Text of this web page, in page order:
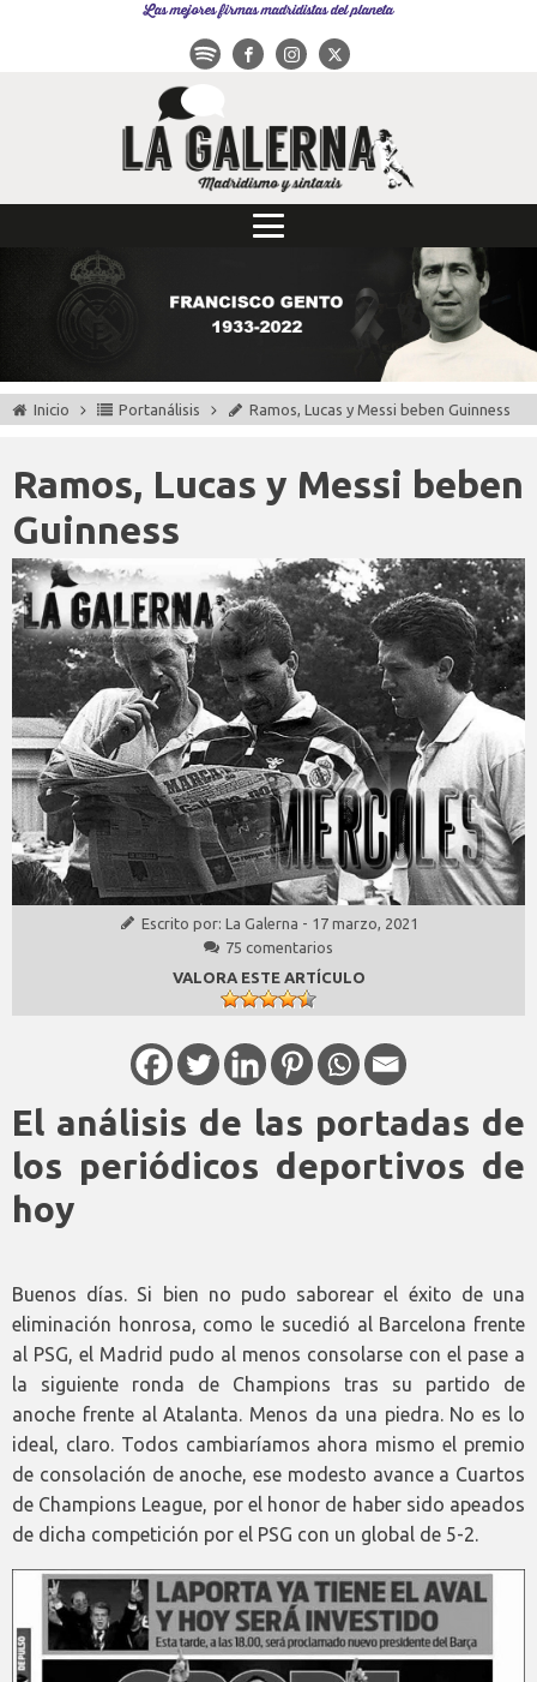
Las mejores firmas madridistas del planeta
Inicio Portanálisis Ramos, Lucas y Messi beben Guinness
Ramos, Lucas y Messi beben
Guinness
Escrito por: La Galerna - 17 marzo, 2021
75 comentarios
VALORA ESTE ARTÍCULO
El análisis de las portadas de
los periódicos deportivos de
hoy
Buenos días. Si bien no pudo saborear el éxito de una
eliminación honrosa, como le sucedió al Barcelona frente
al PSG, el Madrid pudo al menos consolarse con el pase a
la siguiente ronda de Champions tras su partido de
anoche frente al Atalanta. Menos da una piedra. No es lo
ideal, claro. Todos cambiaríamos ahora mismo el premio
de consolación de anoche, ese modesto avance a Cuartos
de Champions League, por el honor de haber sido apeados
de dicha competición por el PSG con un global de 5-2.